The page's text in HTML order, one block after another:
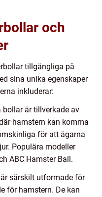
och
tillgängliga på
sina unika egenskaper
inkluderar:
är tillverkade av
hamstern kan komma
för att ägarna
Populära modeller
ABC Hamster Ball.
särskilt utformade för
för hamstern. De kan